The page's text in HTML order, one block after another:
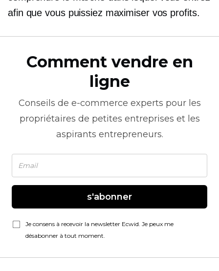
afin que vous puissiez maximiser vos profits.
Comment vendre en
ligne
Conseils de e-commerce experts pour les
propriétaires de petites entreprises et les
aspirants entrepreneurs.
s'abonner
Je consens à recevoir la newsletter Ecwid. Je peux me
désabonner à tout moment.